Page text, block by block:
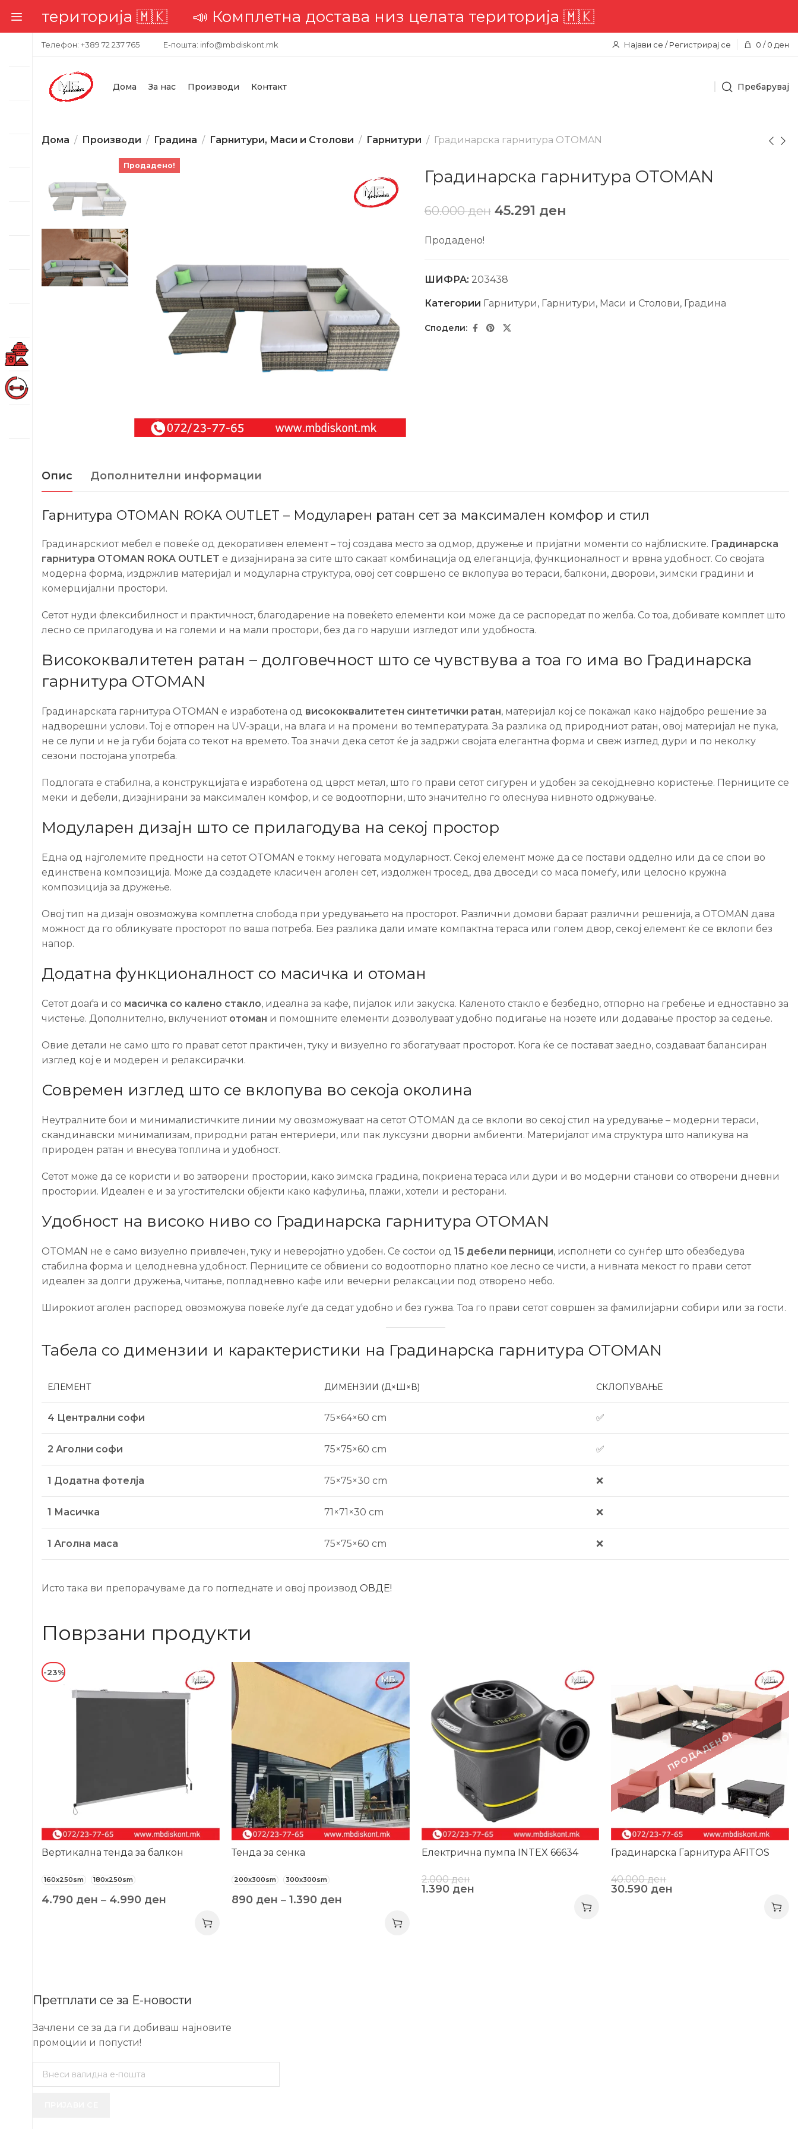
🇲🇰📣 Комплетна достава низ целата територија 🇲🇰
Телефон: +389 72 237 765 Е-пошта: info@mbdiskont.mk Најави се / Регистрирај се 0 / 0 ден
Дома За нас Производи Контакт Пребарувај
Дома Производи Градина Гарнитури, Маси и Столови Гарнитури Градинарска гарнитура OTOMAN
-25%
Продадено!
Градинарска гарнитура OTOMAN
60.000ден 45.291 ден
Продадено!
ШИФРА: 203438
Категории Гарнитури, Гарнитури, Маси и Столови, Градина
Опис Дополнителни информации
Гарнитура OTOMAN ROKA OUTLET – Модуларен ратан сет за максимален комфор и стил
Градинарскиот мебел е повеќе од декоративен елемент – тој создава место за одмор, дружење и пријатни моменти со најблиските. Градинарска
гарнитура OTOMAN ROKA OUTLET е дизајнирана за сите што сакаат комбинација од елеганција, функционалност и врвна удобност. Со својата
модерна форма, издржлив материјал и модуларна структура, овој сет совршено се вклопува во тераси, балкони, дворови, зимски градини и
комерцијални простори.
Сетот нуди флексибилност и практичност, благодарение на повеќето елементи кои може да се распоредат по желба. Со тоа, добивате комплет што
лесно се прилагодува и на големи и на мали простори, без да го наруши изгледот или удобноста.
Висококвалитетен ратан – долговечност што се чувствува а тоа го има во Градинарска
гарнитура OTOMAN
Градинарската гарнитура OTOMAN е изработена од висококвалитетен синтетички ратан, материјал кој се покажал како најдобро решение за
надворешни услови. Тој е отпорен на UV-зраци, на влага и на промени во температурата. За разлика од природниот ратан, овој материјал не пука,
не се лупи и не ја губи бојата со текот на времето. Тоа значи дека сетот ќе ја задржи својата елегантна форма и свеж изглед дури и по неколку
сезони постојана употреба.
Подлогата е стабилна, а конструкцијата е изработена од цврст метал, што го прави сетот сигурен и удобен за секојдневно користење. Перниците се
меки и дебели, дизајнирани за максимален комфор, и се водоотпорни, што значително го олеснува нивното одржување.
Модуларен дизајн што се прилагодува на секој простор
Една од најголемите предности на сетот OTOMAN е токму неговата модуларност. Секој елемент може да се постави одделно или да се спои во
единствена композиција. Може да создадете класичен аголен сет, издолжен тросед, два двоседи со маса помеѓу, или целосно кружна
композиција за дружење.
Овој тип на дизајн овозможува комплетна слобода при уредувањето на просторот. Различни домови бараат различни решенија, а OTOMAN дава
можност да го обликувате просторот по ваша потреба. Без разлика дали имате компактна тераса или голем двор, секој елемент ќе се вклопи без
напор.
Додатна функционалност со масичка и отоман
Сетот доаѓа и со масичка со калено стакло, идеална за кафе, пијалок или закуска. Каленото стакло е безбедно, отпорно на гребење и едноставно за
чистење. Дополнително, вклучениот отоман и помошните елементи дозволуваат удобно подигање на нозете или додавање простор за седење.
Овие детали не само што го прават сетот практичен, туку и визуелно го збогатуваат просторот. Кога ќе се постават заедно, создаваат балансиран
изглед кој е и модерен и релаксирачки.
Современ изглед што се вклопува во секоја околина
Неутралните бои и минималистичките линии му овозможуваат на сетот OTOMAN да се вклопи во секој стил на уредување – модерни тераси,
скандинавски минимализам, природни ратан ентериери, или пак луксузни дворни амбиенти. Материјалот има структура што наликува на
природен ратан и внесува топлина и удобност.
Сетот може да се користи и во затворени простории, како зимска градина, покриена тераса или дури и во модерни станови со отворени дневни
простории. Идеален е и за угостителски објекти како кафулиња, плажи, хотели и ресторани.
Удобност на високо ниво со Градинарска гарнитура OTOMAN
OTOMAN не е само визуелно привлечен, туку и неверојатно удобен. Се состои од 15 дебели перници, исполнети со сунѓер што обезбедува
стабилна форма и целодневна удобност. Перниците се обвиени со водоотпорно платно кое лесно се чисти, а нивната мекост го прави сетот
идеален за долги дружења, читање, попладневно кафе или вечерни релаксации под отворено небо.
Широкиот аголен распоред овозможува повеќе луѓе да седат удобно и без гужва. Тоа го прави сетот совршен за фамилијарни собири или за гости.
Табела со димензии и карактеристики на Градинарска гарнитура OTOMAN
ЕЛЕМЕНТ ДИМЕНЗИИ (Д×Ш×В) СКЛОПУВАЊЕ
4 Централни софи 75×64×60 cm ✅
2 Аголни софи 75×75×60 cm ✅
1 Додатна фотелја 75×75×30 cm ❌
1 Масичка 71×71×30 cm ❌
1 Аголна маса 75×75×60 cm ❌
Исто така ви препорачуваме да го погледнате и овој производ ОВДЕ!
Поврзани продукти
-23%
Вертикална тенда за балкон
160x250sm 180x250sm
4.790 ден – 4.990 ден
-31%
Тенда за сенка
200x300sm 300x300sm
890 ден – 1.390 ден
Електрична пумпа INTEX 66634
2.000ден
1.390 ден
ПРОДАДЕНО!
Градинарска Гарнитура AFITOS
40.000ден
30.590 ден
Претплати се за Е-новости
Зачлени се за да ги добиваш најновите
промоции и попусти!